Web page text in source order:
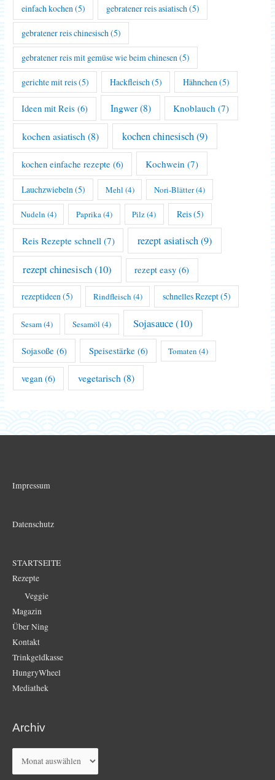
einfach kochen(5) gebratener reis asiatisch(5)
gebratener reis chinesisch (5)
gebratener reis mit gemüse wie beim chinesen (5)
gerichte mit reis(5) Hackfleisch (5) Hähnchen (5)
Ideen mit Reis (6) Ingwer(8) Knoblauch (7)
kochen asiatisch (8) kochen chinesisch(9)
kochen einfache rezepte (6) Kochwein (7)
Lauchzwiebeln(5) Mehl (4) Nori-Blätter(4)
Nudeln (4) Paprika(4) Pilz(4) Reis(5)
Reis Rezepte schnell (7) rezept asiatisch(9)
rezept chinesisch(10) rezept easy (6)
rezeptideen (5) Rindfleisch (4) schnelles Rezept(5)
Sesam(4) Sesamöl (4) Sojasauce(10)
Sojasoße (6) Speisestärke (6) Tomaten (4)
vegan (6) vegetarisch (8)
Impressum
Datenschutz
STARTSEITE
Rezepte
Veggie
Magazin
Über Ning
Kontakt
Trinkgeldkasse
HungryWheel
Mediathek
Archiv